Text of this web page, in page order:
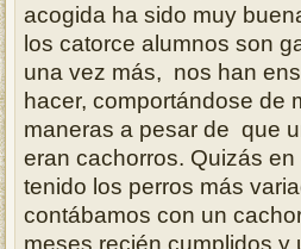
acogida ha sido muy
los catorce alumnos son
una vez más, nos han
hacer, comportándose de
maneras a pesar de que
eran cachorros. Quizás
tenido los perros más
contábamos con un
meses recién cumplidos y